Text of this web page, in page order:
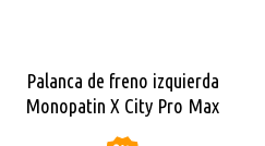
Palanca de freno izquierda
Monopatin X City Pro Max